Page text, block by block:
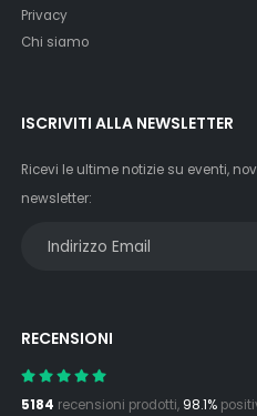
Privacy
Chi siamo
ISCRIVITI ALLA NEWSLETTER
Ricevi le ultime notizie su eventi,
newsletter:
RECENSIONI
5184 recensioni prodotti, 98.1%